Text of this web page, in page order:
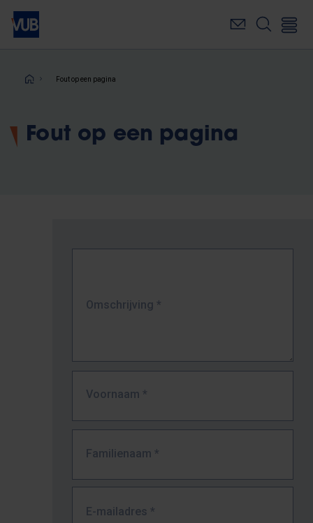
Overslaan
naar
inhoudKruimelpad
Fout op een pagina
Fout op een pagina
Omschrijving *
Voornaam *
Familienaam *
E-mailadres *